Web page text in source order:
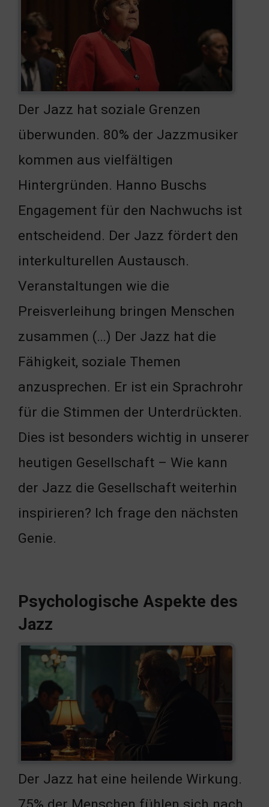
Der Jazz hat soziale Grenzen
überwunden. 80% der Jazzmusiker
kommen aus vielfältigen
Hintergründen. Hanno Buschs
Engagement für den Nachwuchs ist
entscheidend. Der Jazz fördert den
interkulturellen Austausch.
Veranstaltungen wie die
Preisverleihung bringen Menschen
zusammen (…) Der Jazz hat die
Fähigkeit, soziale Themen
anzusprechen. Er ist ein Sprachrohr
für die Stimmen der Unterdrückten.
Dies ist besonders wichtig in unserer
heutigen Gesellschaft – Wie kann
der Jazz die Gesellschaft weiterhin
inspirieren? Ich frage den nächsten
Genie.
Psychologische Aspekte des
Jazz
Der Jazz hat eine heilende Wirkung.